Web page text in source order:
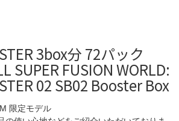
3box分 72パック
SUPER FUSION WORLD:
02 SB02 Booster Box
限定モデル